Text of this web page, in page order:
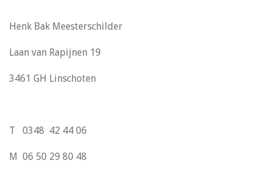
Henk Bak Meesterschilder
Laan van Rapijnen 19
3461 GH Linschoten
T 0348 42 44 06
M 06 50 29 80 48